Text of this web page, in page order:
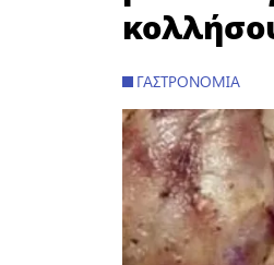
ΓΑΣΤΡΟΝΟΜΊΑ